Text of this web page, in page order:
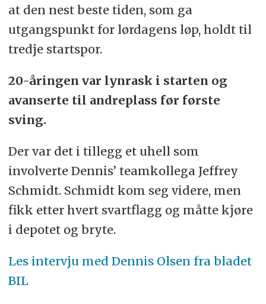
at den nest beste tiden, som ga
utgangspunkt for lørdagens løp, holdt til
tredje startspor.
20-åringen var lynrask i starten og
avanserte til andreplass før første
sving.
Der var det i tillegg et uhell som
involverte Dennis’ teamkollega Jeffrey
Schmidt. Schmidt kom seg videre, men
fikk etter hvert svartflagg og måtte kjøre
i depotet og bryte.
Les intervju med Dennis Olsen fra bladet
BIL